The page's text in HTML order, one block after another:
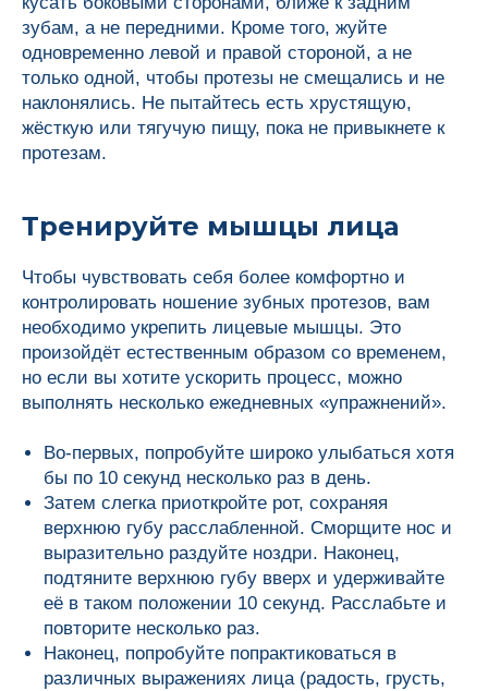
зубам, а не передними. Кроме того, жуйте
одновременно левой и правой стороной, а не
только одной, чтобы протезы не смещались и не
наклонялись. Не пытайтесь есть хрустящую,
жёсткую или тягучую пищу, пока не привыкнете к
протезам.
Тренируйте мышцы лица
Чтобы чувствовать себя более комфортно и
контролировать ношение зубных протезов, вам
необходимо укрепить лицевые мышцы. Это
произойдёт естественным образом со временем,
но если вы хотите ускорить процесс, можно
выполнять несколько ежедневных «упражнений».
Во-первых, попробуйте широко улыбаться хотя
бы по 10 секунд несколько раз в день.
Затем слегка приоткройте рот, сохраняя
верхнюю губу расслабленной. Сморщите нос и
выразительно раздуйте ноздри. Наконец,
подтяните верхнюю губу вверх и удерживайте
её в таком положении 10 секунд. Расслабьте и
повторите несколько раз.
Наконец, попробуйте попрактиковаться в
различных выражениях лица (радость, грусть,